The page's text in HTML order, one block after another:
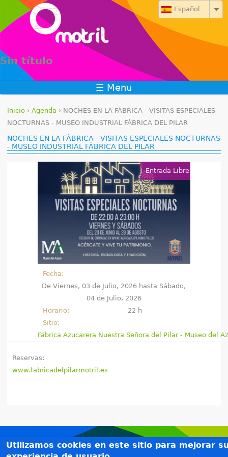
Jump to navigation
Sin título
Español
☰ Menu
S
e
s
a
Inicio ›Agenda › NOCHES EN LA FÁBRICA - VISITAS ESPECIALES
NOCTURNAS - MUSEO INDUSTRIAL FÁBRICA DEL PILAR
NOCHES EN LA FÁBRICA - VISITAS ESPECIALES NOCTURNAS
- MUSEO INDUSTRIAL FÁBRICA DEL PILAR
Entrada Libre
Fecha:
DeViernes, 03 de Julio, 2026 hasta Sábado,
04 de Julio, 2026
Horario:
22 h
Sitio:
Fábrica Azucarera Nuestra Señora del Pilar - Museo del
Reservas:
www.fabricadelpilarmotril.es
Créditos
Teléfonos de interés
Utilizamos cookies en este sitio para mejorar